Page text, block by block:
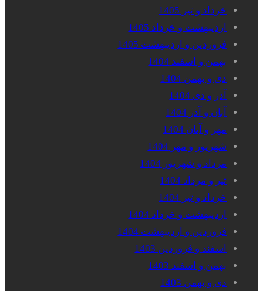
خرداد و تیر 1405
اردیبهشت و خرداد 1405
فروردین و اردیبهشت 1405
بهمن و اسفند 1404
دی و بهمن 1404
آذر و دی 1404
آبان و آذر 1404
مهر و آبان 1404
شهریور و مهر 1404
مرداد و شهریور 1404
تیر و مرداد 1404
خرداد و تیر 1404
اردیبهشت و خرداد 1404
فروردین و اردیبهشت 1404
اسفند و فروردین 1403
بهمن و اسفند 1403
دی و بهمن 1403